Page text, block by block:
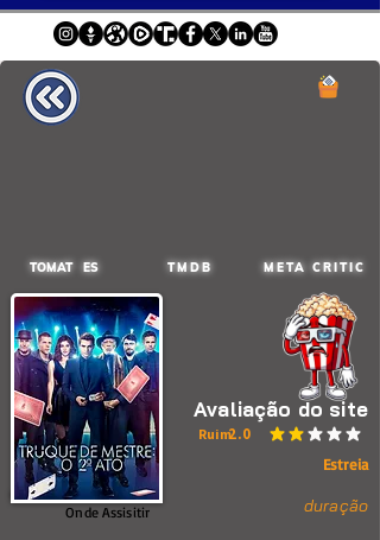
TOMAT ES TMDB META CRITIC
Avaliação do site
2.0
classificação média é
Ruim
Estreia
duração
Onde Assisitir